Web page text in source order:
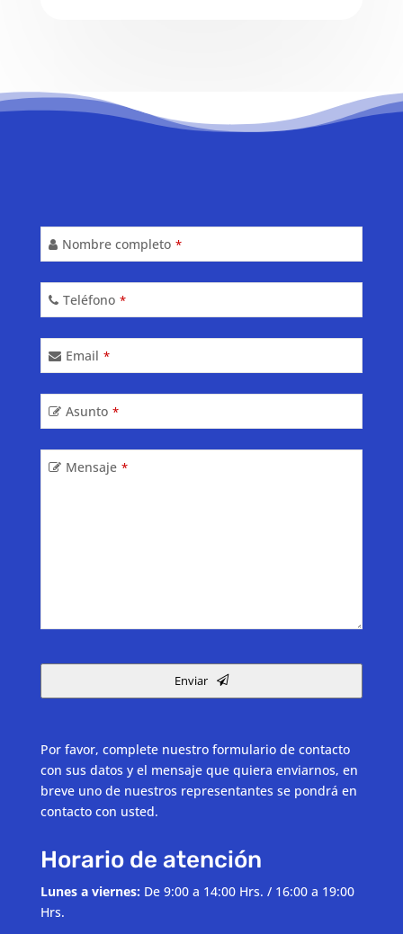
Nombre completo *
Teléfono *
Email *
Asunto *
EmailMensaje *
Enviar
Por favor, complete nuestro formulario de contacto
con sus datos y el mensaje que quiera enviarnos, en
breve uno de nuestros representantes se pondrá en
contacto con usted.
Horario de atención
Lunes a viernes: De 9:00 a 14:00 Hrs. / 16:00 a 19:00
Hrs.